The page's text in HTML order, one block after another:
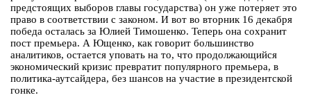
предстоящих выборов главы государства) он уже потеряет это
право в соответствии с законом. И вот во вторник 16 декабря
победа осталась за Юлией Тимошенко. Теперь она сохранит
пост премьера. А Ющенко, как говорит большинство
аналитиков, остается уповать на то, что продолжающийся
экономический кризис превратит популярного премьера, в
политика-аутсайдера, без шансов на участие в президентской
гонке.